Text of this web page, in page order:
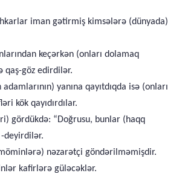
iman gətirmiş kimsələrə (dünyada)
keçərkən (onları dolamaq
qaş-göz edirdilər.
yanına qayıtdıqda isə (onları
kök qayıdırdılar.
gördükdə: “Doğrusu, bunlar (haqq
deyirdilər.
nəzarətçi göndərilməmişdir.
kafirlərə güləcəklər.